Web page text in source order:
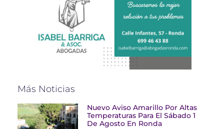
Más Noticias
Nuevo Aviso Amarillo Por Altas
Temperaturas Para El Sábado 1
De Agosto En Ronda